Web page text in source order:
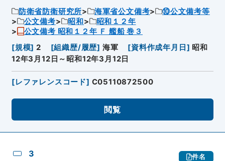
防衛省防衛研究所 海軍省公文備考
⑩公文備考等
公文備考
昭和
昭和１２年
公文備考 昭和１２年 Ｆ 艦船 巻３
[規模] 2 [組織歴/履歴] 海軍 [資料作成年月日 ] 昭和
12年3月12日～昭和12年3月12日
[レファレンスコード] C05110872500
閲覧
3 件名